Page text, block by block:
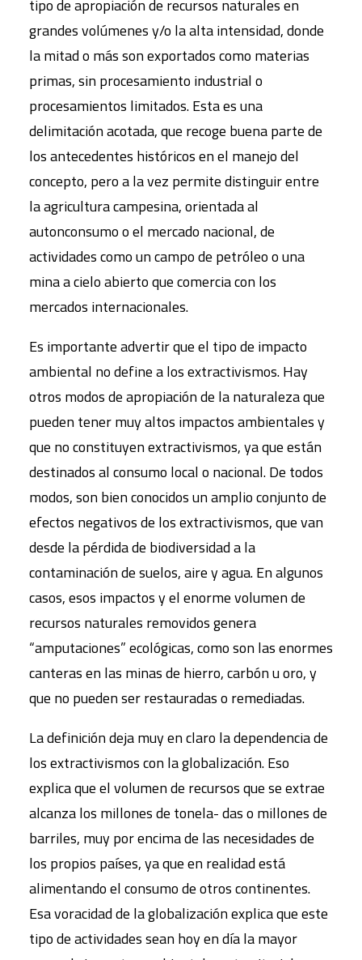
tipo de apropiación de recursos naturales en
grandes volúmenes y/o la alta intensidad, donde
la mitad o más son exportados como materias
primas, sin procesamiento industrial o
procesamientos limitados. Esta es una
delimitación acotada, que recoge buena parte de
los antecedentes históricos en el manejo del
concepto, pero a la vez permite distinguir entre
la agricultura campesina, orientada al
autonconsumo o el mercado nacional, de
actividades como un campo de petróleo o una
mina a cielo abierto que comercia con los
mercados internacionales.
Es importante advertir que el tipo de impacto
ambiental no define a los extractivismos. Hay
otros modos de apropiación de la naturaleza que
pueden tener muy altos impactos ambientales y
que no constituyen extractivismos, ya que están
destinados al consumo local o nacional. De todos
modos, son bien conocidos un amplio conjunto de
efectos negativos de los extractivismos, que van
desde la pérdida de biodiversidad a la
contaminación de suelos, aire y agua. En algunos
casos, esos impactos y el enorme volumen de
recursos naturales removidos genera
“amputaciones” ecológicas, como son las enormes
canteras en las minas de hierro, carbón u oro, y
que no pueden ser restauradas o remediadas.
La definición deja muy en claro la dependencia de
los extractivismos con la globalización. Eso
explica que el volumen de recursos que se extrae
alcanza los millones de tonela- das o millones de
barriles, muy por encima de las necesidades de
los propios países, ya que en realidad está
alimentando el consumo de otros continentes.
Esa voracidad de la globalización explica que este
tipo de actividades sean hoy en día la mayor